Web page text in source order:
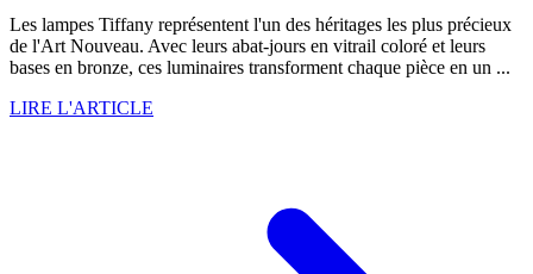
Les lampes Tiffany représentent l'un des héritages les plus précieux
de l'Art Nouveau. Avec leurs abat-jours en vitrail coloré et leurs
bases en bronze, ces luminaires transforment chaque pièce en un ...
LIRE L'ARTICLE